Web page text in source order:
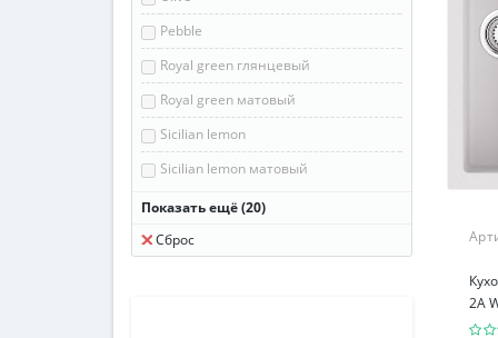
880 х 477 мм
900 х 635 мм
910 х 460 мм
Pebble
Royal green глянцевый
Royal green матовый
Sicilian lemon
Sicilian lemon матовый
Smoky blue
Toscana глянцевый
Показать ещё (20)
Сброс
2A